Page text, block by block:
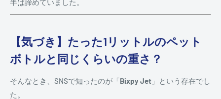
半ば諦めていました。
【気づき】たった1リットルのペット
ボトルと同じくらいの重さ？
そんなとき、SNSで知ったのが「Bixpy Jet 」という存在でし
た。